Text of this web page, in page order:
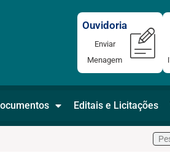
Ouvidoria
Enviar
Menagem
Editais e Licitações